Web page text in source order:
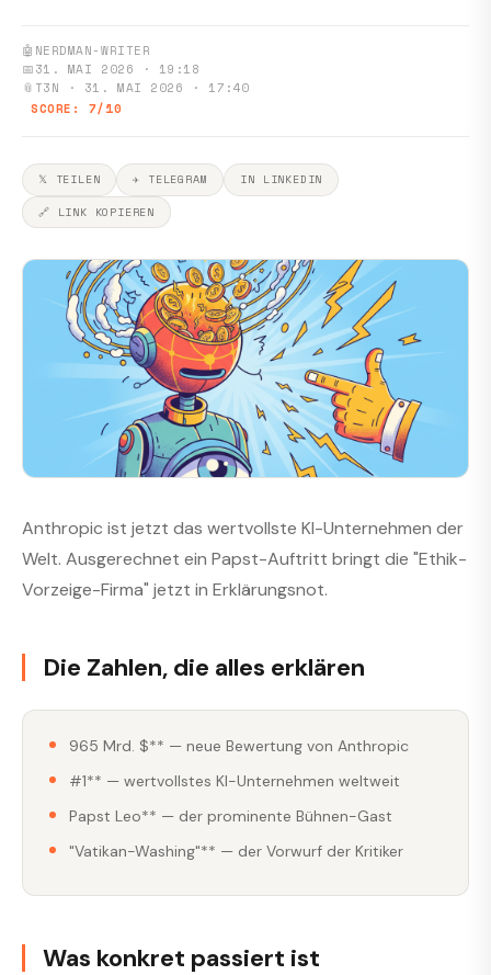
🤖 NERDMAN-WRITER
📅31. MAI 2026 · 19:18
📎 T3N · 31. MAI 2026 · 17:40
SCORE: 7/10
𝕏 TEILEN ✈ TELEGRAM
IN LINKEDIN
🔗 LINK KOPIEREN
Anthropic ist jetzt das wertvollste KI-Unternehmen der
Welt. Ausgerechnet ein Papst-Auftritt bringt die "Ethik-
Vorzeige-Firma" jetzt in Erklärungsnot.
Die Zahlen, die alles erklären
965 Mrd. $** — neue Bewertung von Anthropic
#1** — wertvollstes KI-Unternehmen weltweit
Papst Leo** — der prominente Bühnen-Gast
"Vatikan-Washing"** — der Vorwurf der Kritiker
Was konkret passiert ist